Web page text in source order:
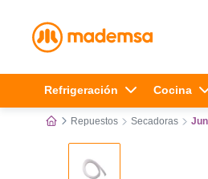
Términos más buscados
1. cocina 4 platos
lavadora
Refrigeración Cocina
Repuestos Secadoras